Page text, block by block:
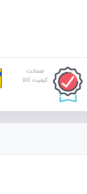
ضمانت
کیفیت کالا